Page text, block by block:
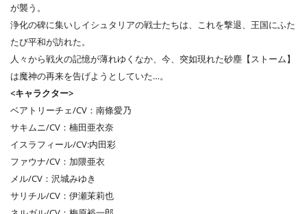
が襲う。
浄化の碑に集いしイシュタリアの戦士たちは、これを撃退、王国にふた
たび平和が訪れた。
人々から戦火の記憶が薄れゆくなか、今、突如現れた砂塵【ストーム】
は魔神の再来を告げようとしていた…。
<キャラクター>
ベアトリーチェ/CV：南條愛乃
サキムニ/CV：楠田亜衣奈
イスラフィール/CV:内田彩
ファウナ/CV：加隈亜衣
メル/CV：沢城みゆき
サリチル/CV：伊瀬茉莉也